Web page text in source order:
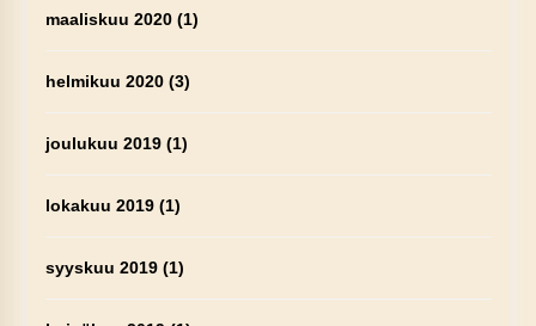
maaliskuu 2020(1)
helmikuu 2020(3)
joulukuu 2019(1)
lokakuu 2019(1)
syyskuu 2019(1)